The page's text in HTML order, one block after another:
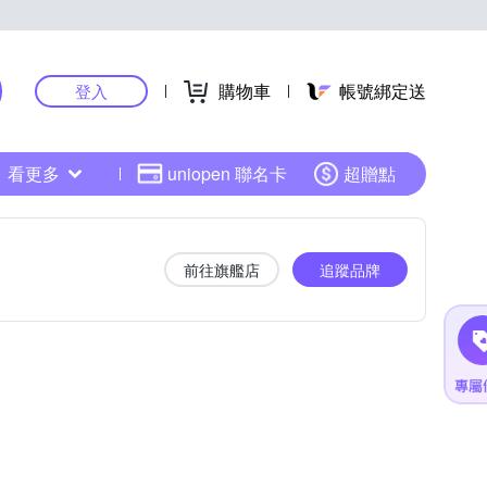
登入 購物車 帳號綁定送
看更多 uniopen 聯名卡 超贈點
前往旗艦店 追蹤品牌